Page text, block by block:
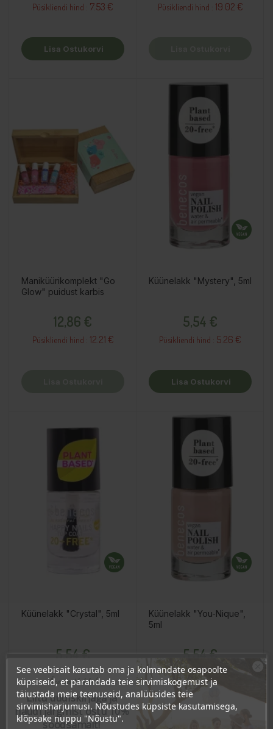
Püsikliendi hind : 7.53 €
Lisa Ostukorvi
Püsikliendi hind : 19.02 €
Maniküürikomplekt "Go
Glow" puidust karbis
12,86 €
Püsikliendi hind : 12.21 €
Küünelakk "Mystery", 5ml
5,54 €
Püsikliendi hind : 5.26 €
Lisa Ostukorvi
Küünelakk "Crystal", 5ml
5,54 €
Püsikliendi hind :5.26 €
Lisa Ostukorvi
Küünelakk "You-Nique",
5ml
5,54 €
Püsikliendi hind :5.26 €
Lisa Ostukorvi
See veebisait kasutab oma ja kolmandate osapoolte
küpsiseid, et parandada teie sirvimiskogemust ja
täiustada meie teenuseid, analüüsides teie
sirvimisharjumusi. Nõustudes küpsiste kasutamisega,
klõpsake nuppu "Nõustu".
Ära veel lahku!
Liitu uudiskirjaga ja
naudi järgmist ostu 10%
soodsamalt!